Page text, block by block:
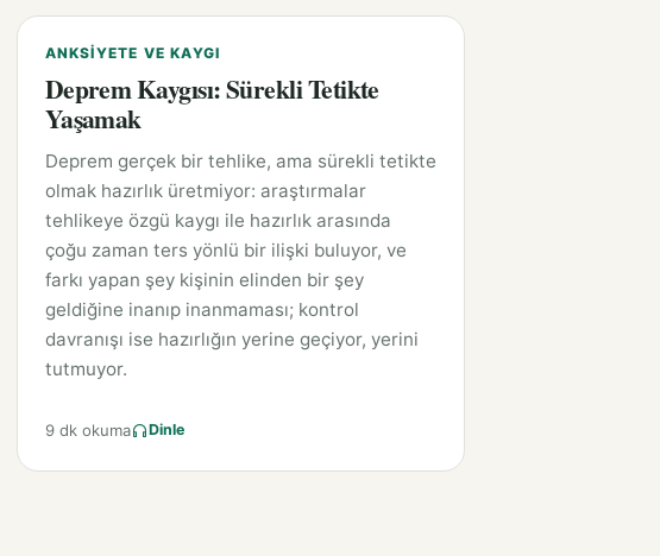
ANKSIYETE VE KAYGI
Deprem Kaygısı: Sürekli Tetikte
Yaşamak
Deprem gerçek bir tehlike, ama sürekli tetikte
olmak hazırlık üretmiyor: araştırmalar
tehlikeye özgü kaygı ile hazırlık arasında
çoğu zaman ters yönlü bir ilişki buluyor, ve
farkı yapan şey kişinin elinden bir şey
geldiğine inanıp inanmaması; kontrol
davranışı ise hazırlığın yerine geçiyor, yerini
tutmuyor.
9 dk okuma Dinle